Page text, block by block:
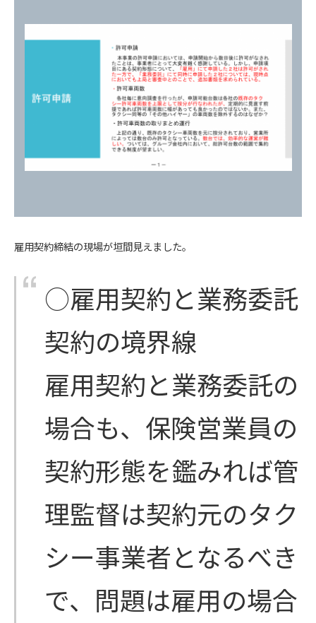
雇用契約締結の現場が垣間見えました。
○雇用契約と業務委託
契約の境界線
雇用契約と業務委託の
場合も、保険営業員の
契約形態を鑑みれば管
理監督は契約元のタク
シー事業者となるべき
で、問題は雇用の場合